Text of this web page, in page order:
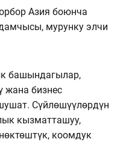
Азия боюнча
мурунку элчи
башындагылар,
жана бизнес
Сүйлөшүүлөрдүн
кызматташуу,
коомдук